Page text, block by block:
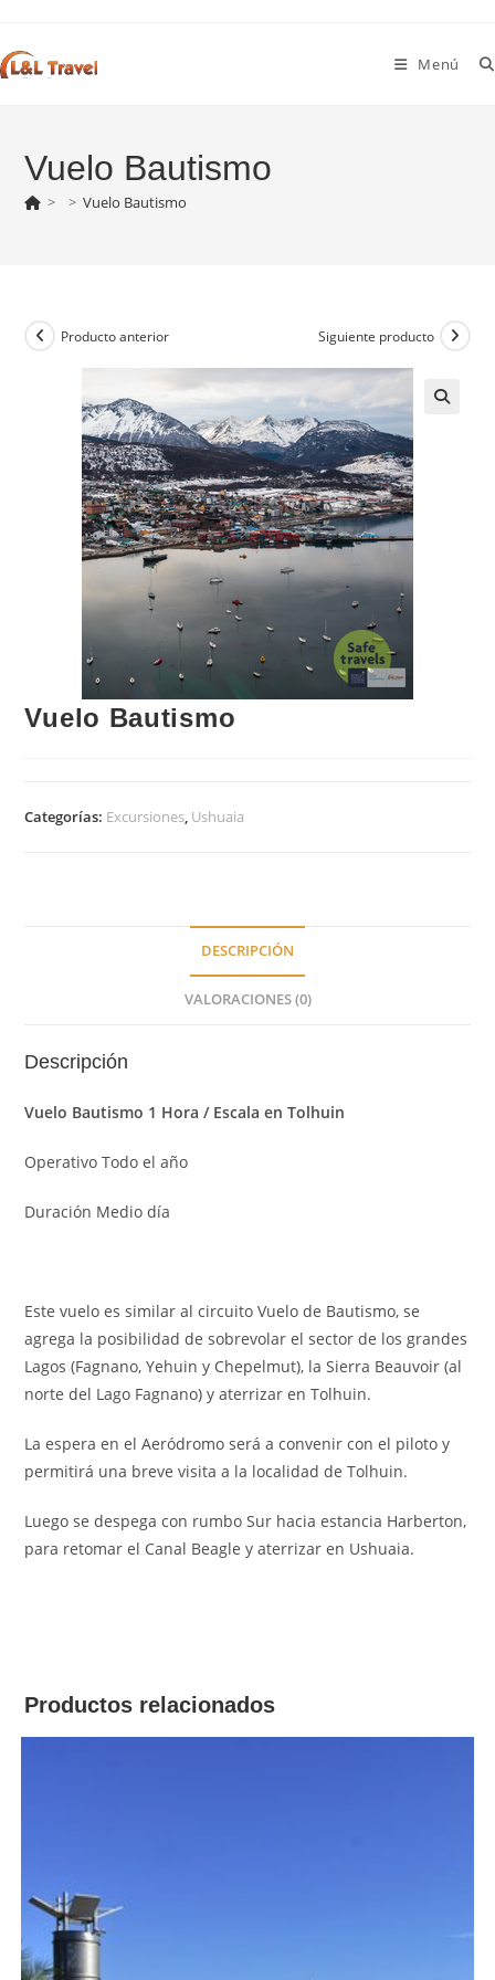
contenido
Menú
Vuelo Bautismo
> > Vuelo Bautismo
Producto anterior Siguiente producto
Vuelo Bautismo
Categorías: Excursiones, Ushuaia
DESCRIPCIÓN
VALORACIONES (0)
Descripción
Vuelo Bautismo 1 Hora / Escala en Tolhuin
Operativo Todo el año
Duración Medio día
Este vuelo es similar al circuito Vuelo de Bautismo, se
agrega la posibilidad de sobrevolar el sector de los grandes
Lagos (Fagnano, Yehuin y Chepelmut), la Sierra Beauvoir (al
norte del Lago Fagnano) y aterrizar en Tolhuin.
La espera en el Aeródromo será a convenir con el piloto y
permitirá una breve visita a la localidad de Tolhuin.
Luego se despega con rumbo Sur hacia estancia Harberton,
para retomar el Canal Beagle y aterrizar en Ushuaia.
Productos relacionados